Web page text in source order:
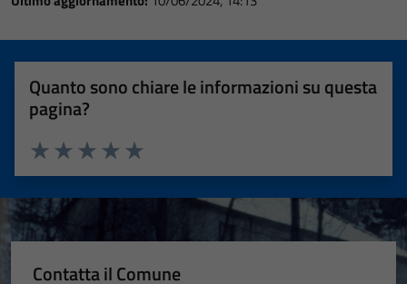
Quanto sono chiare le informazioni su questa
pagina?
Valuta 5 stelle su 5
Valuta 4 stelle su 5
Valuta 3 stelle su 5
Valuta 2 stelle su 5
Valuta 1 stelle su 5
Contatta il Comune